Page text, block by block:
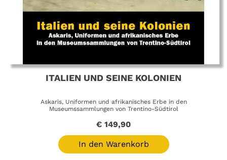
ITALIEN UND SEINE KOLONIEN
Askaris, Uniformen und afrikanisches Erbe in den
Museumssammlungen von Trentino-Südtirol
€ 149,90
In den Warenkorb